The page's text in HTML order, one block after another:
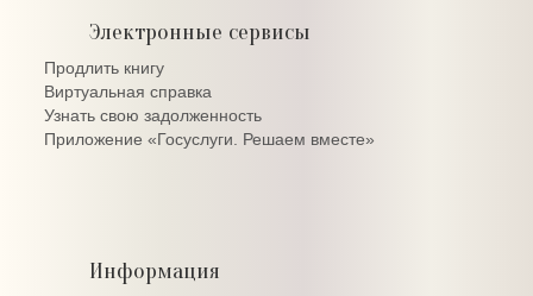
Электронные сервисы
Продлить книгу
Виртуальная справка
Узнать свою задолженность
Приложение «Госуслуги. Решаем вместе»
Информация